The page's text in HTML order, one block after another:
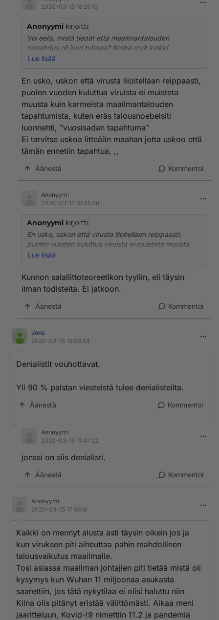
2020-03-15 18:25:10
Anonyymi kirjoitti:
Voi eelis, mistä tiedät että maailmantalouden
romahdus oli juuri tulossa? Koska myit kaikki
osakkeesi? Ei, en pidä noita uskoja samalla viivalla,
parodiahorisontin - alapuolella. Uskotko siis, että virus
luotiin ja päästettiin vapaaksi tahallaan?
Lue lisää
En usko, uskon että virusta liioitellaan reippaasti,
puolen vuoden kuluttua viruista ei muisteta
muusta kuin karmeista maailmantalouden
tapahtumista, kuten eräs talousnoebelsiti
luonnehti, "vuosisadan tapahtuma"
Ei tarvitse uskoa litteään maahan jotta uskoo että
tämän ennetiin tapahtua, ,,
Äänestä Kommentoi
Anonyymi
2020-03-15 18:45:58
Anonyymi kirjoitti:
En usko, uskon että virusta liioitellaan reippaasti,
puolen vuoden kuluttua viruista ei muisteta muusta
kuin karmeista maailmantalouden tapahtumista, kuten
tapahtuma"
Ei tarvitse uskoa litteään maahan jotta uskoo että
tämän ennetiin tapahtua, ,,
Lue lisää
Kunnon salaliittoteoreetikon tyyliin, eli täysin
ilman todisteita. Ei jatkoon.
Äänestä Kommentoi
Jons
2020-03-15 15:08:54
Denialistit vouhottavat.
Yli 90 % palstan viesteistä tulee denialisteilta.
Äänestä Kommentoi
Anonyymi
2020-03-15 15:41:22
jonssi on siis denialisti.
Äänestä Kommentoi
Anonyymi
2020-03-15 17:19:16
Kaikki on mennyt alusta asti täysin oikein jos ja
kun viruksen piti aiheuttaa pahin mahdollinen
talousvaikutus maailmalle.
Tosi asiassa maailman johtajien piti tietää mistä oli
kysymys kun Wuhan 11 miljoonaa asukasta
saarettiin, jos tätä nykytilaa ei olisi haluttu niin
Kiina olis pitänyt eristää välittömästi. Aikaa meni
jaaritteluun, Kovid-!9 nimettiin 11.2 ja pandemia